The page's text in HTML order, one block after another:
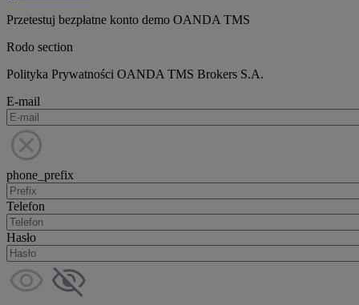
Przetestuj bezpłatne konto demo OANDA TMS
Rodo section
Polityka Prywatności OANDA TMS Brokers S.A.
E-mail
phone_prefix
Telefon
Hasło